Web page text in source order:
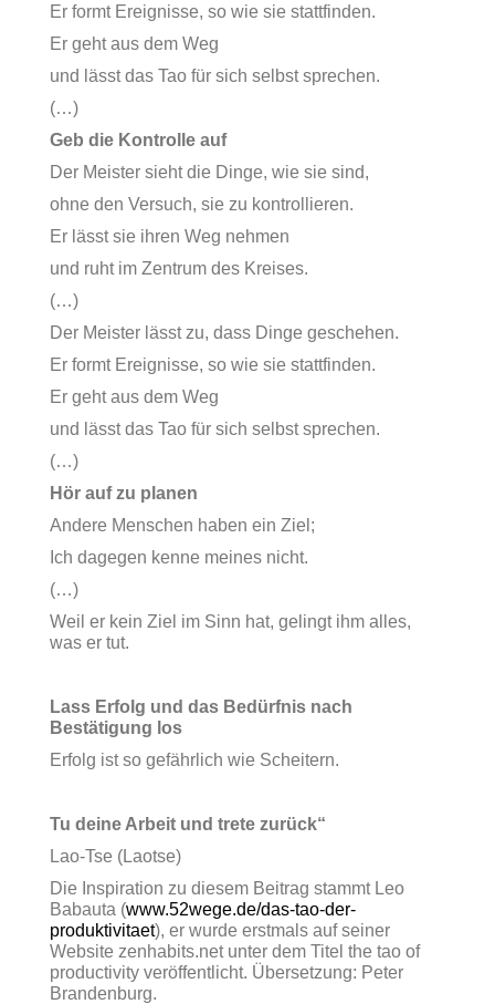
Er formt Ereignisse, so wie sie stattfinden.
Er geht aus dem Weg
und lässt das Tao für sich selbst sprechen.
(…)
Geb die Kontrolle auf
Der Meister sieht die Dinge, wie sie sind,
ohne den Versuch, sie zu kontrollieren.
Er lässt sie ihren Weg nehmen
und ruht im Zentrum des Kreises.
(…)
Der Meister lässt zu, dass Dinge geschehen.
Er formt Ereignisse, so wie sie stattfinden.
Er geht aus dem Weg
und lässt das Tao für sich selbst sprechen.
(…)
Hör auf zu planen
Andere Menschen haben ein Ziel;
Ich dagegen kenne meines nicht.
(…)
Weil er kein Ziel im Sinn hat, gelingt ihm alles,
was er tut.
Lass Erfolg und das Bedürfnis nach
Bestätigung los
Erfolg ist so gefährlich wie Scheitern.
Tu deine Arbeit und trete zurück“
Lao-Tse (Laotse)
Die Inspiration zu diesem Beitrag stammt Leo
Babauta (www.52wege.de/das-tao-der-
produktivitaet), er wurde erstmals auf seiner
Website zenhabits.net unter dem Titel the tao of
productivity veröffentlicht. Übersetzung: Peter
Brandenburg.